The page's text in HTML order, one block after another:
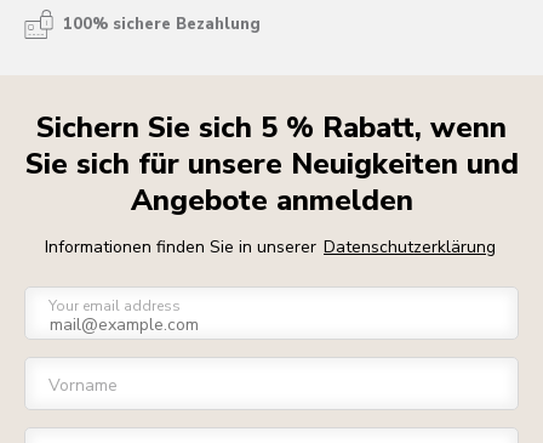
100% sichere Bezahlung
Sichern Sie sich 5 % Rabatt, wenn
Sie sich für unsere Neuigkeiten und
Angebote anmelden
Informationen finden Sie in unserer Datenschutzerklärung
Your email address
Vorname